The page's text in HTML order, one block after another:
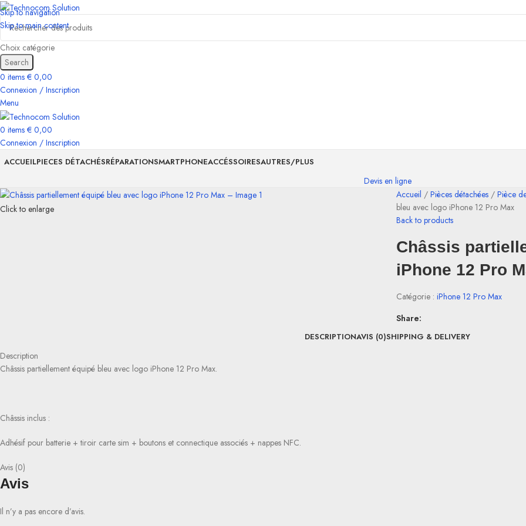
Skip to navigation
Skip to main content
Choix catégorie
Search
0 items € 0,00
Connexion / Inscription
Menu
0 items € 0,00
Connexion / Inscription
ACCUEILPIECES DÉTACHÉSRÉPARATIONSMARTPHONEACCÉSSOIRESAUTRES/PLUS
Devis en ligne
Click to enlarge
Accueil Pièces détachées
Pièce
bleu avec logo iPhone 12 Pro Max
Back to products
Châssis
iPhone 12 Pro
Catégorie : iPhone 12 Pro Max
Share:
DESCRIPTIONAVIS (0)SHIPPING & DELIVERY
Description
Châssis partiellement équipé bleu avec logo iPhone 12 Pro Max.
Châssis inclus :
Adhésif pour batterie + tiroir carte sim + boutons et connectique associés + nappes NFC.
Avis (0)
Avis
Il n’y a pas encore d’avis.